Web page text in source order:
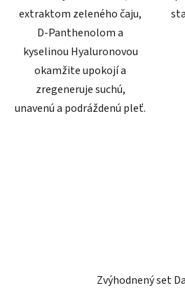
extraktom zeleného čaju,
D-Panthenolom a
kyselinou Hyaluronovou
okamžite upokojí a
zregeneruje suchú,
unavenú a podráždenú pleť.
Zvýhodnený set